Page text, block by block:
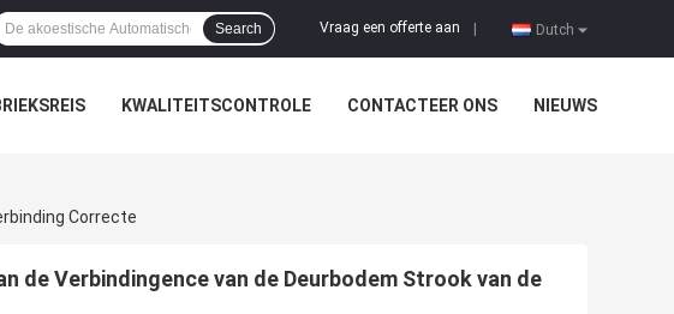
Dutch
Vraag een offerte aan
Search
KWALITEITSCONTROLE CONTACTEER ONS NIEUWS
Correcte
de Verbindingence van de Deurbodem Strook van de